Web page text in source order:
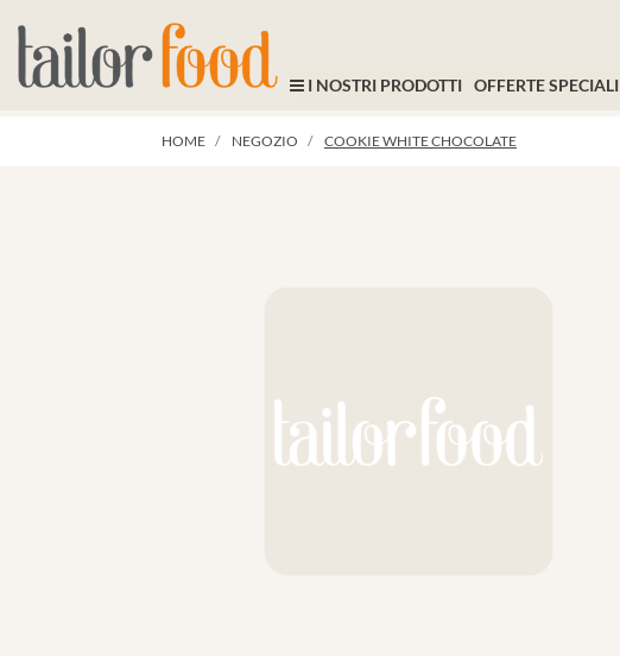
I NOSTRI PRODOTTI OFFERTE SPECIALI
HOME NEGOZIO COOKIE WHITE CHOCOLATE